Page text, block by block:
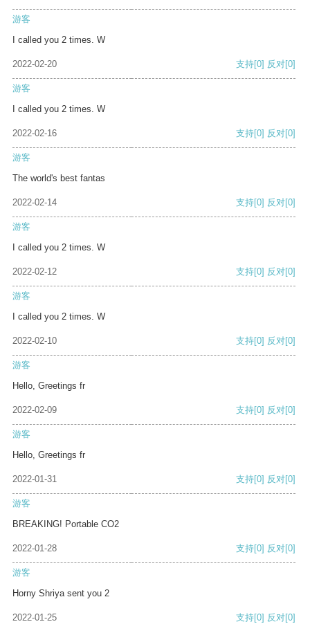
游客
I called you 2 times. W
2022-02-20 支持[0] 反对[0]
游客
I called you 2 times. W
2022-02-16 支持[0] 反对[0]
游客
The world's best fantas
2022-02-14 支持[0] 反对[0]
游客
I called you 2 times. W
2022-02-12 支持[0] 反对[0]
游客
I called you 2 times. W
2022-02-10 支持[0] 反对[0]
游客
Hello, Greetings fr
2022-02-09 支持[0] 反对[0]
游客
Hello, Greetings fr
2022-01-31 支持[0] 反对[0]
游客
BREAKING! Portable CO2
2022-01-28 支持[0] 反对[0]
游客
Horny Shriya sent you 2
2022-01-25 支持[0] 反对[0]